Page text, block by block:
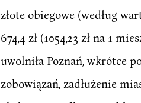
złote obiegowe (według
674,4 zł (1054,23 zł na 1
uwolniła Poznań, wkrótce
zobowiązań, zadłużenie